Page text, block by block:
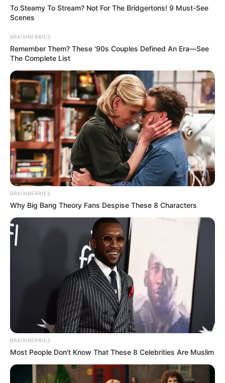
19:49 / 05 Avqust 2026 KRİMİNAL
Mingəçevirdə kanalda batan
yeniyetmənin axtarışları aparılır- VİDEO
142 0 0
19:28 / 05 Avqust 2026
TƏCİLİ! Qardaş ölkə kritik sistemi Bakıya
təhvil verdi -Tarixdə İLK
108 0 0
To Steamy To Stream? Not For The Bridgertons! 9 Must-See
Scenes
BRAINBERRIES
Remember Them? These '90s Couples Defined An Era—See
The Complete List
BRAINBERRIES
Why Big Bang Theory Fans Despise These 8 Characters
BRAINBERRIES
Most People Don't Know That These 8 Celebrities Are Muslim